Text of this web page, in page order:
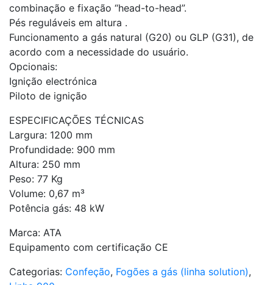
combinação e fixação “head-to-head”.
Pés reguláveis em altura .
Funcionamento a gás natural (G20) ou GLP (G31), de
acordo com a necessidade do usuário.
Opcionais:
Ignição electrónica
Piloto de ignição
ESPECIFICAÇÕES TÉCNICAS
Largura: 1200 mm
Profundidade: 900 mm
Altura: 250 mm
Peso: 77 Kg
Volume: 0,67 m³
Potência gás: 48 kW
Marca: ATA
Equipamento com certificação CE
Categorias: Confeção, Fogões a gás (linha solution),